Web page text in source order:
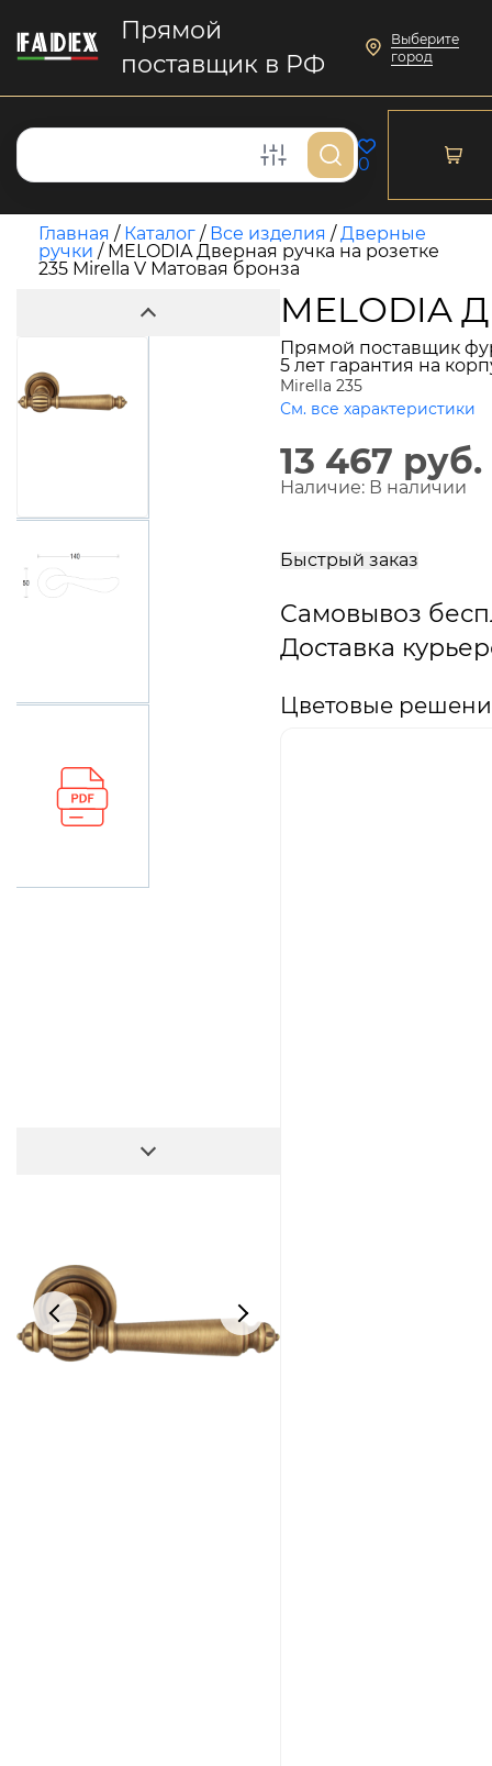
Прямой
поставщик в РФ
Выберите
город
0
Главная / Каталог / Все изделия /Дверные
ручки / MELODIA Дверная ручка на розетке
235 Mirella V Матовая бронза
MELODIA
Прямой поставщик
5 лет гарантия на
Mirella 235
См. все характеристики
13 467 руб.
Наличие: В наличии
Быстрый заказ
Самовывоз
Доставка
Цветовые